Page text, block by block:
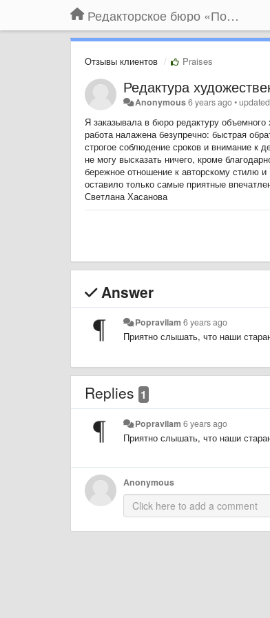
Редакторское бюро «По правилам»
Отзывы клиентов Praises
Редактура
Anonymous6 years ago•
Я заказывала в бюро редактуру объемного
работа налажена безупречно: быстрая
строгое соблюдение сроков и внимание к
не могу высказать ничего, кроме
бережное отношение к авторскому стилю
оставило только самые приятные
Светлана Хасанова
Answer
Popravilam 6 years ago
Приятно слышать, что наши
Replies 1
Popravilam 6 years ago
Приятно слышать, что наши
Anonymous